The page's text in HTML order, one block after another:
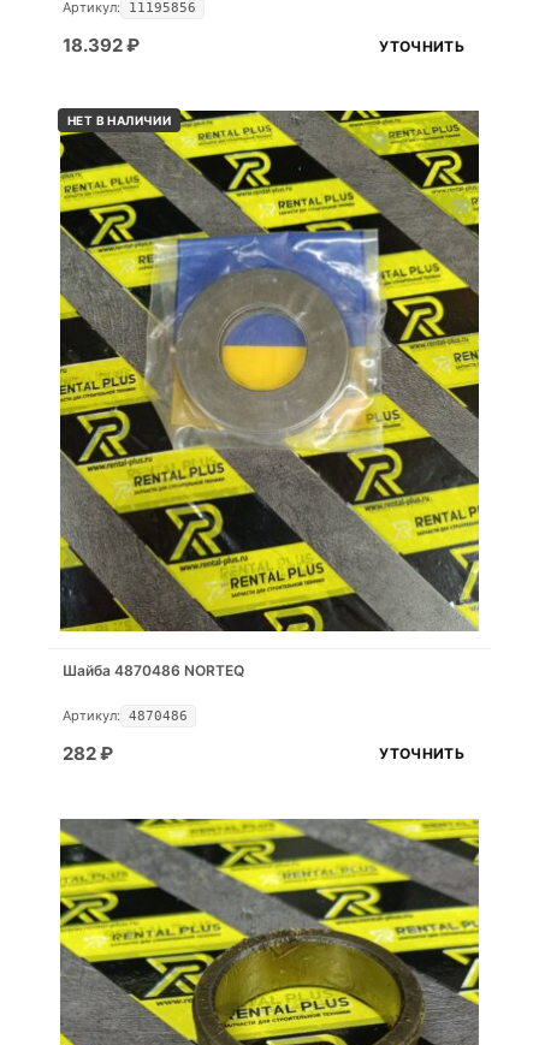
Артикул: 11195856
18.392₽ УТОЧНИТЬ
НЕТ В НАЛИЧИИ
Шайба 4870486 NORTEQ
Артикул: 4870486
282₽ УТОЧНИТЬ